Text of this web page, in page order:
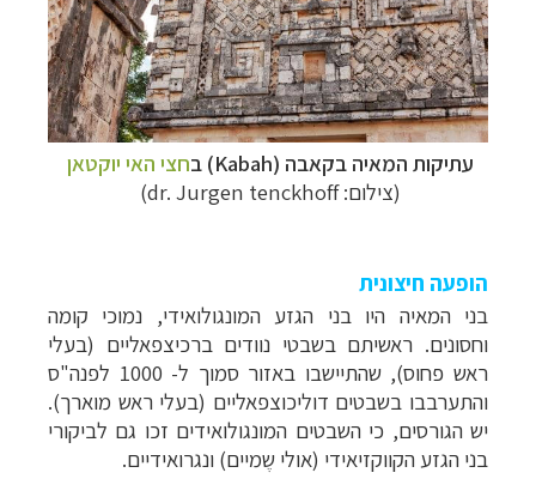
עתיקות המאיה בקאבה (Kabah) ב
חצי האי יוקטאן
(צילום:dr. Jurgen tenckhoff
)
הופעה חיצונית
בני המאיה היו בני הגזע המונגולואידי, נמוכי קומה
וחסונים. ראשיתם בשבטי נוודים ברכיצפאליים (בעלי
ראש פחוס), שהתיישבו באזור סמוך ל- 1000 לפנה"ס
והתערבבו בשבטים דוליכוצפאליים (בעלי ראש מוארך).
יש הגורסים, כי השבטים המונגולואידים זכו גם לביקורי
בני הגזע הקווקזיאידי (אולי שֶמיים) ונגרואידיים.